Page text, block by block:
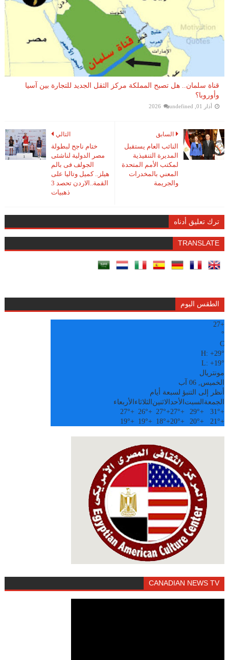
قناة سلمان.. هل تصبح المملكة مركز الثقل الجديد للتجارة بين آسيا
وأوروبا؟
أذار 01, 2026 undefined
التالي
ختام ناجح لبطولة
مصر الدولية لناشئى
الجولف فى بالم
هيلز.. كميل وتاليا على
القمة..الاردن تحصد 3
ذهبيات
السابق
النائب العام يستقبل
المديرة التنفيذية
لمكتب الأمم المتحدة
المعني بالمخدرات
والجريمة
ترك تعليق أدناه
TRANSLATE
الطقس اليوم
+
27
°
C
H:+29°
L:+19°
مونتريال
الخميس, 06 آب
أنظر إلى التنبؤ لسبعة أيام
الجمعة السبت الأحدالاثنين الثلاثاء الأربعاء
+
31°
+
29°
+
27°
+
27°
+
26°
+
27°
+
21°
+
20°
+
20°
+
18°
+
19°
+
19°
CANADIAN NEWS TV